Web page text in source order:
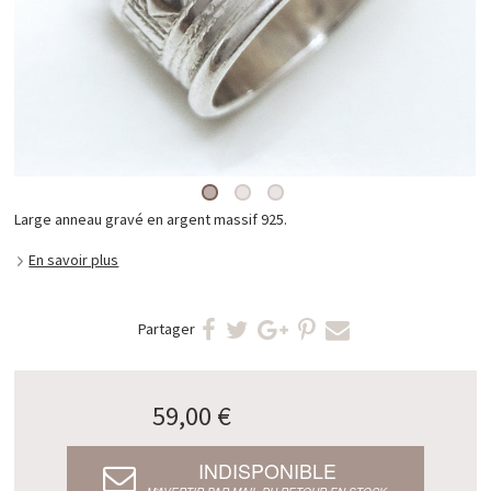
Large anneau gravé en argent massif 925.
En savoir plus
Partager
59,00 €
INDISPONIBLE